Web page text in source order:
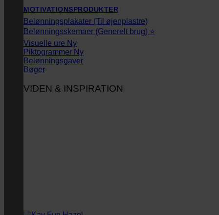
MOTIVATIONSPRODUKTER
Belønningsplakater (Til øjenplastre)
Belønningsskemaer (Generelt brug) ⭐
Visuelle ure
Piktogrammer
Belønningsgaver
Bøger
VIDEN & INSPIRATION